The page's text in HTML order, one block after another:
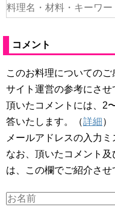
コメント
このお料理についてのご
サイト運営の参考にさせ
頂いたコメントには、2
答いたします。（詳細）
メールアドレスの入力ミ
なお、頂いたコメント
は、この欄でご紹介させ